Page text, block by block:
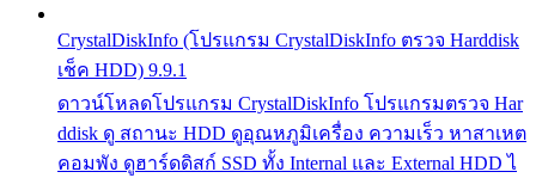
CrystalDiskInfo (โปรแกรม CrystalDiskInfo ตรวจ Harddisk
เช็ค HDD) 9.9.1
ดาวน์โหลดโปรแกรม CrystalDiskInfo โปรแกรมตรวจ Har
ddisk ดู สถานะ HDD ดูอุณหภูมิเครื่อง ความเร็ว หาสาเหต
คอมพัง ดูฮาร์ดดิสก์ SSD ทั้ง Internal และ External HDD ไ